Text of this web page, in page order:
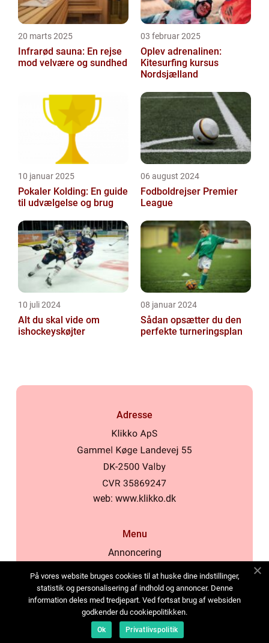
20 marts 2025
Infrarød sauna: En rejse
mod velvære og sundhed
03 februar 2025
Oplev adrenalinen:
Kitesurfing kursus
Nordsjælland
10 januar 2025
Pokaler Kolding: En guide
til udvælgelse og brug
06 august 2024
Fodboldrejser Premier
League
10 juli 2024
Alt du skal vide om
ishockeyskøjter
08 januar 2024
Sådan opsætter du den
perfekte turneringsplan
Adresse
web: www.klikko.dk
Menu
Annoncering
Cookies
Kontakt os
Sitemap
På vores website bruges cookies til at huske dine indstillinger,
statistik og personalisering af indhold og annoncer. Denne
information deles med tredjepart. Ved fortsat brug af websiden
godkender du cookiepolitikken.
Ok Privatlivspolitik